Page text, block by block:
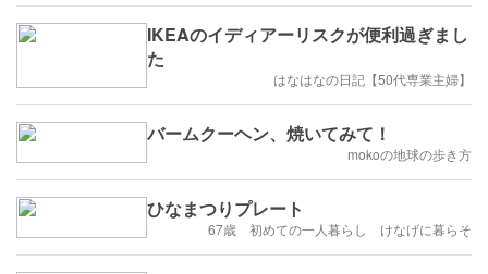
IKEAのイディアーリスクが便利過ぎまし
た
はなはなの日記【50代専業主婦】
バームクーヘン、焼いてみて！
mokoの地球の歩き方
ひなまつりプレート
67歳 初めての一人暮らし けなげに暮らそ